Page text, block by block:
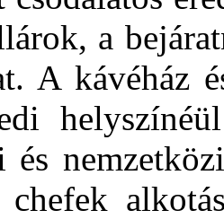
a
A kávéház
és